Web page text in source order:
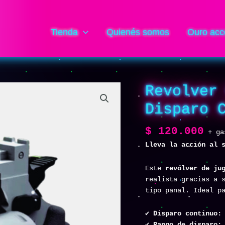
Tienda Quienés somos Ouro
Revolver
Disparo
$ 120.000 +
Lleva la acción al
Este revólver de
realista gracias a
tipo panal. Ideal
✔ Disparo continuo: